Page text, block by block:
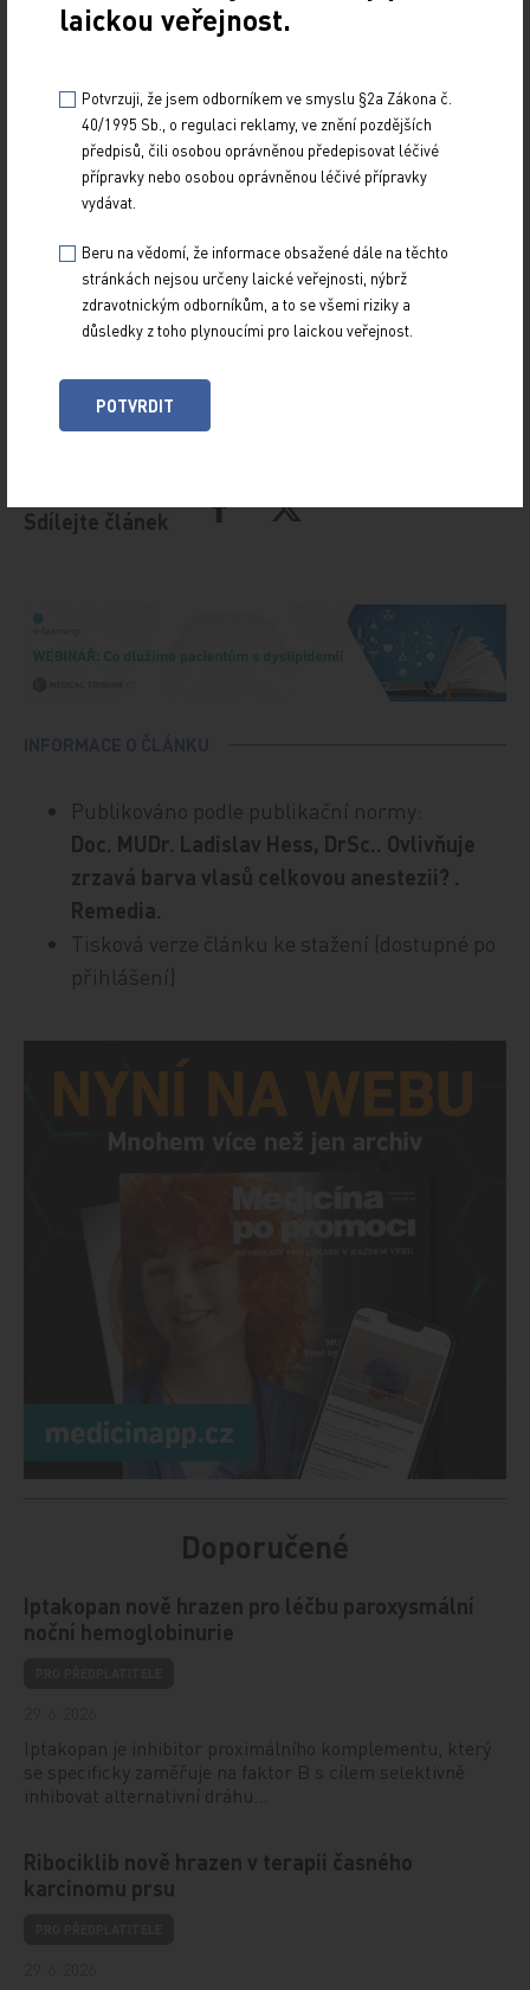
anestetika účinkují. Výzkumem role MSH hormonu v
otázkám, jak mozek moduluje vnímání bolesti.
Zrzavé vlasy se tak staly prvním viditelným biologickým
znakem, který je těsně spojen se spotřebou anestetik.
Seznam použité literatury
[1] Liem EB. Anual meeting of the American
Society of Anestheziology. Orlando, 15th
october, 2002.
Sdílejte článek
Publikováno podle publikační normy:
Doc. MUDr. Ladislav Hess, DrSc.. Ovlivňuje
zrzavá barva vlasů celkovou anestezii? .
Remedia.
Tisková verze článku ke stažení (dostupné po
přihlášení)
Doporučené
Iptakopan nově hrazen pro léčbu paroxysmální
noční hemoglobinurie
Iptakopan je inhibitor proximálního komplementu, který
se specificky zaměřuje na faktor B s cílem selektivně
inhibovat alternativní dráhu…
Ribociklib nově hrazen v terapii časného
karcinomu prsu
laickou veřejnost.
Potvrzuji, že jsem odborníkem ve smyslu §2a Zákona č.
40/1995 Sb., o regulaci reklamy, ve znění pozdějších
předpisů, čili osobou oprávněnou předepisovat léčivé
přípravky nebo osobou oprávněnou léčivé přípravky
vydávat.
Beru na vědomí, že informace obsažené dále na těchto
stránkách nejsou určeny laické veřejnosti, nýbrž
zdravotnickým odborníkům, a to se všemi riziky a
důsledky z toho plynoucími pro laickou veřejnost.
POTVRDIT